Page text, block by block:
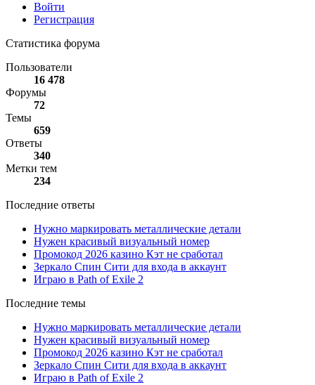
Войти
Регистрация
Статистика форума
Пользователи
16 478
Форумы
72
Темы
659
Ответы
340
Метки тем
234
Последние ответы
Нужно маркировать металлические детали
Нужен красивый визуальный номер
Промокод 2026 казино Кэт не сработал
Зеркало Спин Сити для входа в аккаунт
Играю в Path of Exile 2
Последние темы
Нужно маркировать металлические детали
Нужен красивый визуальный номер
Промокод 2026 казино Кэт не сработал
Зеркало Спин Сити для входа в аккаунт
Играю в Path of Exile 2